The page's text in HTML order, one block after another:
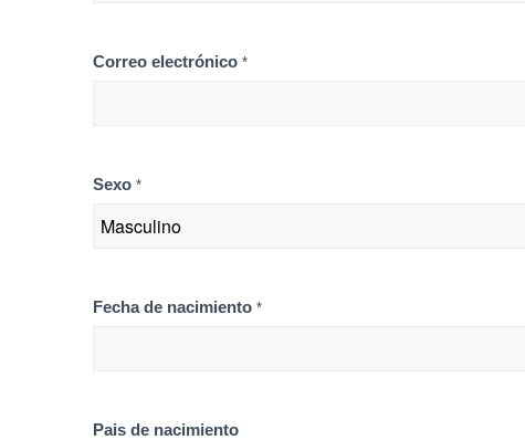
Correo electrónico *
Sexo *
Fecha de nacimiento *
Pais de nacimiento